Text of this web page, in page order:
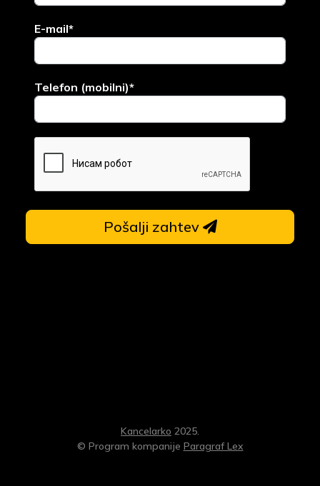
E-mail*
Telefon (mobilni)*
Pošalji zahtev
Kancelarko 2025.
© Program kompanije Paragraf Lex